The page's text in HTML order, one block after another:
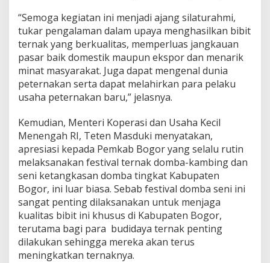
“Semoga kegiatan ini menjadi ajang silaturahmi,
tukar pengalaman dalam upaya menghasilkan bibit
ternak yang berkualitas, memperluas jangkauan
pasar baik domestik maupun ekspor dan menarik
minat masyarakat. Juga dapat mengenal dunia
peternakan serta dapat melahirkan para pelaku
usaha peternakan baru,” jelasnya.
Kemudian, Menteri Koperasi dan Usaha Kecil
Menengah RI, Teten Masduki menyatakan,
apresiasi kepada Pemkab Bogor yang selalu rutin
melaksanakan festival ternak domba-kambing dan
seni ketangkasan domba tingkat Kabupaten
Bogor, ini luar biasa. Sebab festival domba seni ini
sangat penting dilaksanakan untuk menjaga
kualitas bibit ini khusus di Kabupaten Bogor,
terutama bagi para budidaya ternak penting
dilakukan sehingga mereka akan terus
meningkatkan ternaknya.